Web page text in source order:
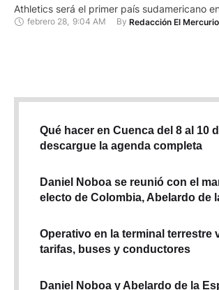
Athletics será el primer país sudamericano
evento de tal magnitud. En la historia del
febrero 28, 9:04 AM By Redacción El Mercurio
Qué hacer en Cuenca del 8 al 10
descargue la agenda completa
Daniel Noboa se reunió con el
electo de Colombia, Abelardo de
Operativo en la terminal terrestre
tarifas, buses y conductores
Daniel Noboa y Abelardo de la